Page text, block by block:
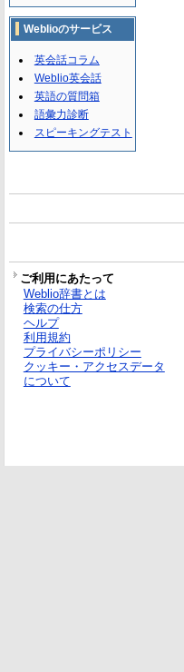
Weblioのサービス
英会話コラム
Weblio英会話
英語の質問箱
語彙力診断
スピーキングテスト
ご利用にあたって
Weblio辞書とは
検索の仕方
ヘルプ
利用規約
プライバシーポリシー
クッキー・アクセスデータ
について